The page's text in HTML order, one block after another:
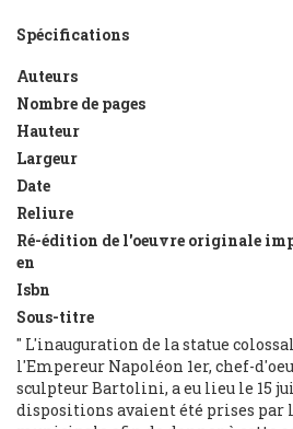
Spécifications
Auteurs
Nombre de pages
Hauteur
Largeur
Date
Reliure
Ré-édition de l'oeuvre originale
en
Isbn
Sous-titre
" L'inauguration de la statue
l'Empereur Napoléon 1er, chef-
sculpteur Bartolini, a eu lieu le 15
dispositions avaient été prises